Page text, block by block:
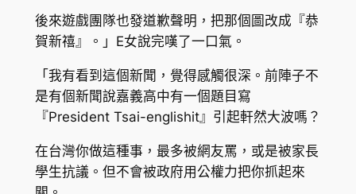
後來遊戲團隊也發道歉聲明，把那個圖改成『恭
賀新禧』。」E女說完嘆了一口氣。
「我有看到這個新聞，覺得感觸很深。前陣子不
是有個新聞說嘉義高中有一個題目寫
『President Tsai-englishit』引起軒然大波嗎？
在台灣你做這種事，最多被網友罵，或是被家長
學生抗議。但不會被政府用公權力把你抓起來